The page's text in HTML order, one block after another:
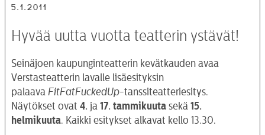
5.1.2011
Hyvää uutta vuotta teatterin ystävät!
Seinäjoen kaupunginteatterin kevätkauden avaa
Verstasteatterin lavalle lisäesityksin
palaava FitFatFuckedUp-tanssiteatteriesitys.
Näytökset ovat 4. ja 17. tammikuuta sekä 15.
helmikuuta. Kaikki esitykset alkavat kello 13.30.